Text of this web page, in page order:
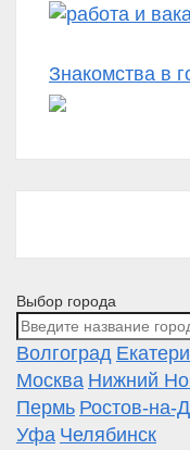
Знакомства в
Выбор города
Волгоград
Москва Нижний
Пермь Ростов-на-
Уфа Челябинск